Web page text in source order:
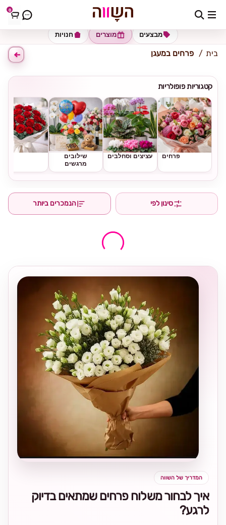
0 כתובת למשלוח הזינו כתובת
חנויות מוצרים מבצעים
בית פרחים במעגן
קטגוריות פופולריות
פרחים עציצים וסחלבים
שילובים
מרגשים
סינון לפי הנמכרים ביותר
המדריך של השווה
איך לבחור משלוח פרחים שמתאים בדיוק
לרגע?